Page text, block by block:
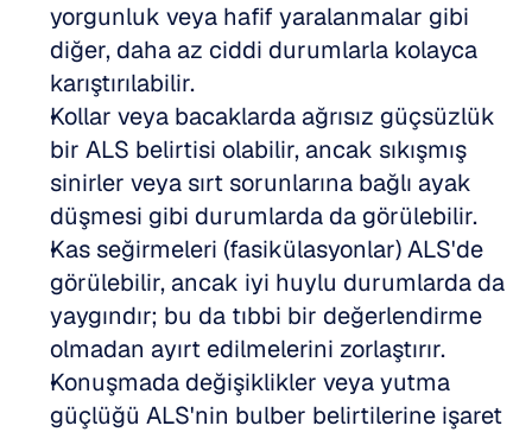
yorgunluk veya hafif yaralanmalar gibi
diğer, daha az ciddi durumlarla kolayca
karıştırılabilir.
Kollar veya bacaklarda ağrısız güçsüzlük
bir ALS belirtisi olabilir, ancak sıkışmış
sinirler veya sırt sorunlarına bağlı ayak
düşmesi gibi durumlarda da görülebilir.
Kas seğirmeleri (fasikülasyonlar) ALS'de
görülebilir, ancak iyi huylu durumlarda da
yaygındır; bu da tıbbi bir değerlendirme
olmadan ayırt edilmelerini zorlaştırır.
Konuşmada değişiklikler veya yutma
güçlüğü ALS'nin bulber belirtilerine işaret